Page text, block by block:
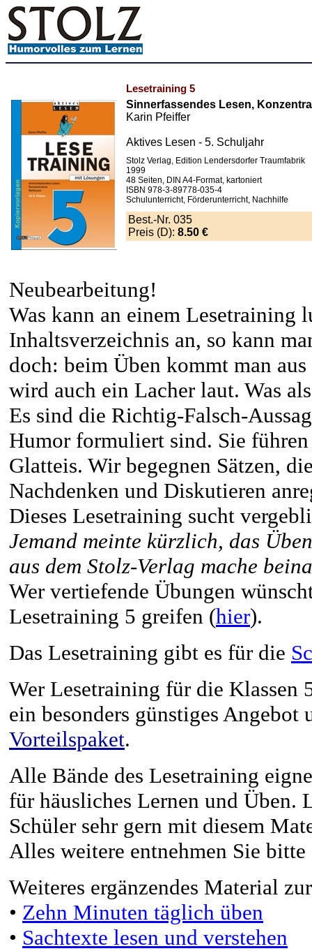
Lesetraining 5
Sinnerfassendes Lesen,
Karin Pfeiffer
Aktives Lesen - 5. Schuljahr
Stolz Verlag, Edition Lendersdorfer Traumfabrik
1999
48 Seiten, DIN A4-Format, kartoniert
ISBN 978-3-89778-035-4
Schulunterricht, Förderunterricht, Nachhilfe
Best.-Nr. 035
Preis (D): 8.50 €
Neubearbeitung!
Was kann an einem Lesetraining
Inhaltsverzeichnis an, so kann
doch: beim Üben kommt man
wird auch ein Lacher laut. Was
Es sind die Richtig-Falsch-
Humor formuliert sind. Sie
Glatteis. Wir begegnen Sätzen,
Nachdenken und Diskutieren
Dieses Lesetraining sucht
Jemand meinte kürzlich, das
aus dem Stolz-Verlag mache
Wer vertiefende Übungen
Lesetraining 5 greifen (hier).
Das Lesetraining gibt es für die
Wer Lesetraining für die Klassen
ein besonders günstiges Angebot
Vorteilspaket.
Alle Bände des Lesetraining
für häusliches Lernen und Üben.
Schüler sehr gern mit diesem
Alles weitere entnehmen Sie
Weiteres ergänzendes Material
• Zehn Minuten täglich üben
• Sachtexte lesen und verstehen